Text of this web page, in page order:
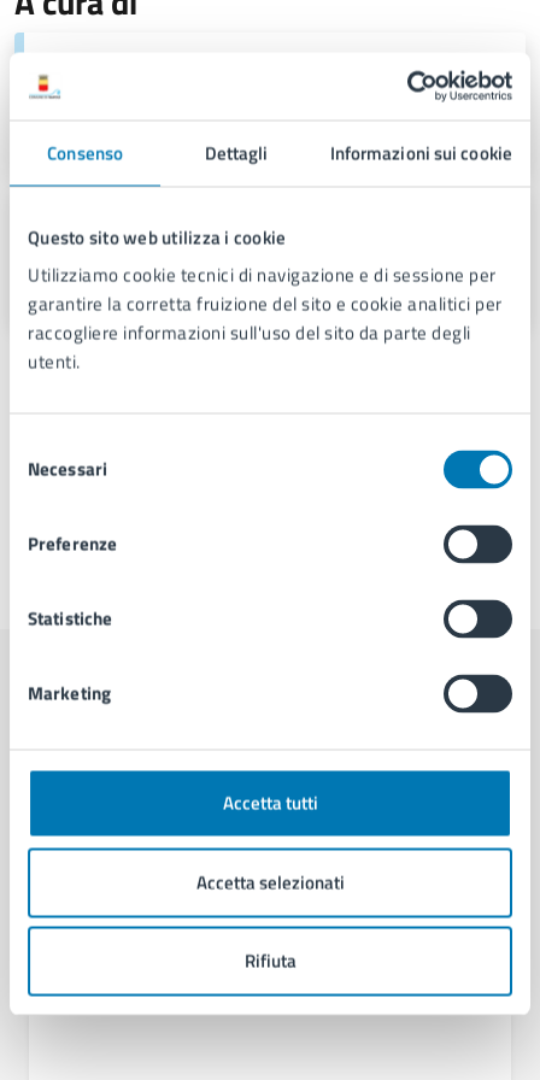
Consenso Dettagli Informazioni sui cookie
Questo sito web utilizza i cookie
Utilizziamo cookie tecnici di navigazione e di sessione per
garantire la corretta fruizione del sito e cookie analitici per
raccogliere informazioni sull'uso del sito da parte degli
utenti.
delNecessari
Preferenze
Statistiche
Marketing
Accetta tutti
Accetta selezionati
Rifiuta
Servizio Stampa e Web TV
Piazza Municipio 22, 80133
Amministrazione
Servizio Tutela dell'Ambiente, della Salute e del